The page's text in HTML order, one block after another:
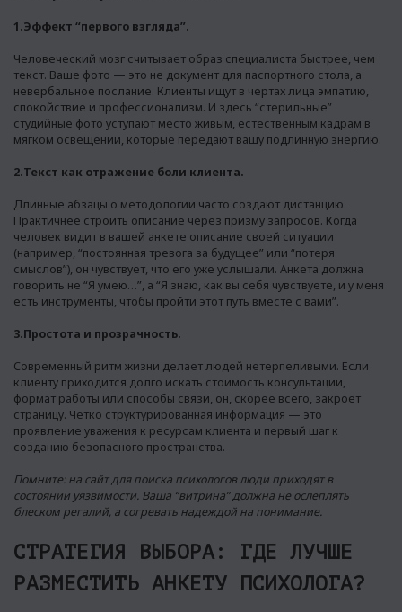
1.Эффект “первого взгляда”.
Человеческий мозг считывает образ специалиста быстрее, чем
текст. Ваше фото — это не документ для паспортного стола, а
невербальное послание. Клиенты ищут в чертах лица эмпатию,
спокойствие и профессионализм. И здесь “стерильные”
студийные фото уступают место живым, естественным кадрам в
мягком освещении, которые передают вашу подлинную энергию.
2.Текст как отражение боли клиента.
Длинные абзацы о методологии часто создают дистанцию.
Практичнее строить описание через призму запросов. Когда
человек видит в вашей анкете описание своей ситуации
(например, “постоянная тревога за будущее” или “потеря
смыслов”), он чувствует, что его уже услышали. Анкета должна
говорить не “Я умею…”, а “Я знаю, как вы себя чувствуете, и у меня
есть инструменты, чтобы пройти этот путь вместе с вами”.
3.Простота и прозрачность.
Современный ритм жизни делает людей нетерпеливыми. Если
клиенту приходится долго искать стоимость консультации,
формат работы или способы связи, он, скорее всего, закроет
страницу. Четко структурированная информация — это
проявление уважения к ресурсам клиента и первый шаг к
созданию безопасного пространства.
Помните: на сайт для поиска психологов люди приходят в
состоянии уязвимости. Ваша “витрина” должна не ослеплять
блеском регалий, а согревать надеждой на понимание.
СТРАТЕГИЯ ВЫБОРА: ГДЕ ЛУЧШЕ
РАЗМЕСТИТЬ АНКЕТУ ПСИХОЛОГА?